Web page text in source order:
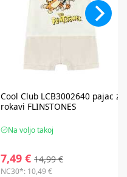
Cool ClubLCB3002640 pajac z
rokavi FLINSTONES
Na voljo takoj
7,49 € 14,99 €
NC30*: 10,49 €